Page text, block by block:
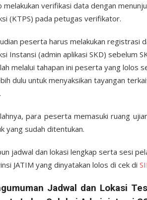
melakukan verifikasi data dengan
(KTPS) pada petugas verifikator.
peserta harus melakukan registrasi
Instansi (admin aplikasi SKD) sebelum
melalui tahapan ini peserta yang lolos
dulu untuk menyaksikan tayangan
para peserta memasuki ruang
yang sudah ditentukan.
jadwal dan lokasi lengkap serta sesi
JATIM yang dinyatakan lolos di cek di
Jadwal dan Lokasi